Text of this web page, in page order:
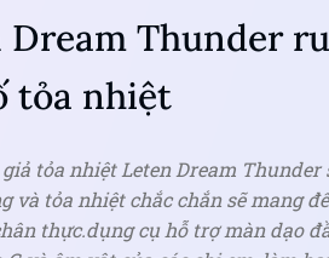
Dream Thunder
tỏa nhiệt
tỏa nhiệt Leten Dream
và tỏa nhiệt chắc chắn sẽ mang
thực.dụng cụ hỗ trợ màn dạo